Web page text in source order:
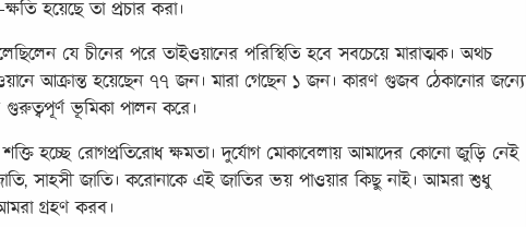
হয়েছে তা প্রচার করা।
যে চীনের পরে তাইওয়ানের পরিস্থিতি হবে সবচেয়ে মারাত্মক। অথচ
আক্রান্ত হয়েছেন ৭৭ জন। মারা গেছেন ১ জন। কারণ গুজব ঠেকানোর জন্যে
গুরুত্বপূর্ণ ভূমিকা পালন করে।
হচ্ছে রোগপ্রতিরোধ ক্ষমতা। দুর্যোগ মোকাবেলায় আমাদের কোনো জুড়ি নেই
সাহসী জাতি। করোনাকে এই জাতির ভয় পাওয়ার কিছু নাই। আমরা শুধু
গ্রহণ করব।